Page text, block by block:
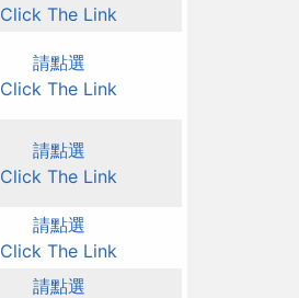
Click The Link
請點選
Click The Link
請點選
Click The Link
請點選
Click The Link
請點選